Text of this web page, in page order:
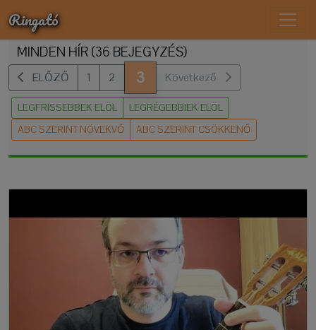
Ringató
MINDEN HÍR (36 BEJEGYZÉS)
ELŐZŐ 1 2 3 Következő
LEGFRISSEBBEK ELÖL
LEGRÉGEBBIEK ELÖL
ABC SZERINT NÖVEKVŐ
ABC SZERINT CSÖKKENŐ